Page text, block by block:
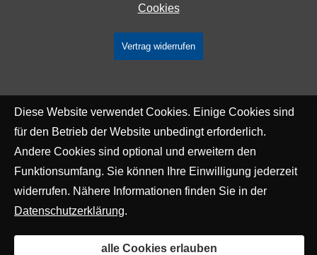
Cookies
Vertrag widerrufen
Diese Website verwendet Cookies. Einige Cookies sind
für den Betrieb der Website unbedingt erforderlich.
Andere Cookies sind optional und erweitern den
Funktionsumfang. Sie können Ihre Einwilligung jederzeit
widerrufen. Nähere Informationen finden Sie in der
Datenschutzerklärung.
alle Cookies erlauben